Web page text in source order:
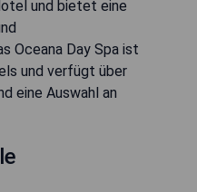
und bietet eine
Oceana Day Spa ist
und verfügt über
eine Auswahl an